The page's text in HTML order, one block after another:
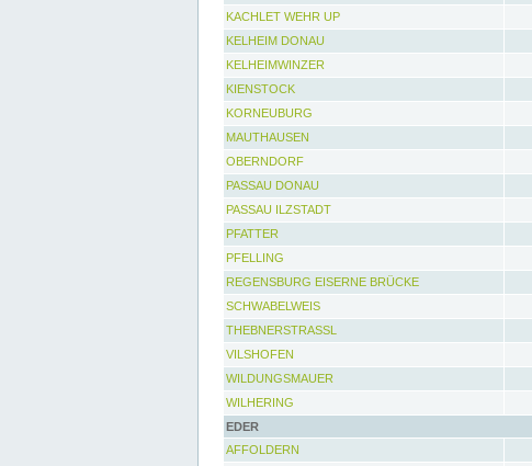
KACHLET WEHR UP
KELHEIM DONAU
KELHEIMWINZER
KIENSTOCK
KORNEUBURG
MAUTHAUSEN
OBERNDORF
PASSAU DONAU
PASSAU ILZSTADT
PFATTER
PFELLING
REGENSBURG EISERNE BRÜCKE
SCHWABELWEIS
THEBNERSTRASSL
VILSHOFEN
WILDUNGSMAUER
WILHERING
EDER
AFFOLDERN